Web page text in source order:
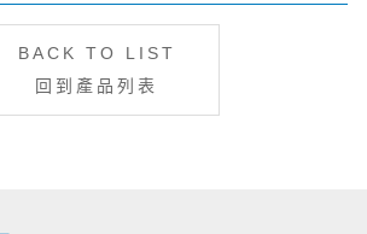
BACK TO LIST
回到產品列表